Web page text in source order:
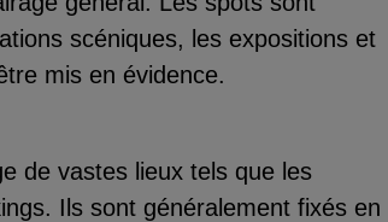
scéniques, les expositions et
mis en évidence.
de vastes lieux tels que les
Ils sont généralement fixés en